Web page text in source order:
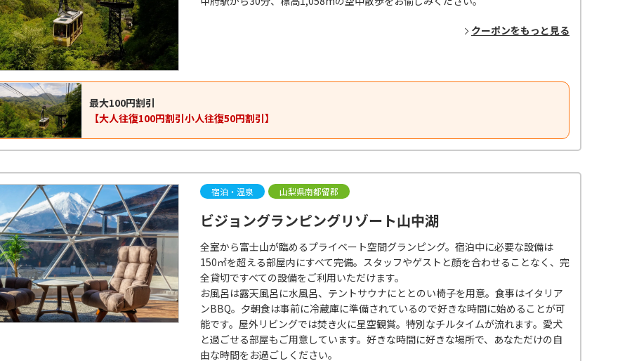
クーポンをもっと見る
最大100円割引
【大人往復100円割引小人往復50円割引】
宿泊・温泉 山梨県南都留郡
ビジョングランピングリゾート山中湖
全室から富士山が臨めるプライベート空間グランピング。宿泊中に必要な設備は
150㎡を超える部屋内にすべて完備。スタッフやゲストと顔を合わせることなく、完
全貸切ですべての設備をご利用いただけます。
お風呂は露天風呂に水風呂、テントサウナにととのい椅子を用意。食事はイタリア
ンBBQ。夕朝食は事前に冷蔵庫に準備されているので好きな時間に始めることが可
能です。屋外リビングでは焚き火に星空観賞。特別なチルタイムが流れます。愛犬
と過ごせる部屋もご用意しています。好きな時間に好きな場所で、あなただけの自
由な時間をお過ごしください。